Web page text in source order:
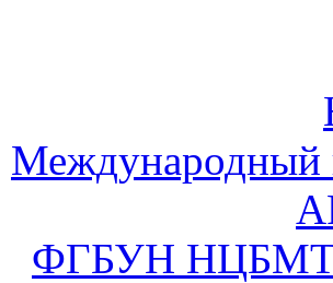
Международный
ФГБУН НЦБМТ